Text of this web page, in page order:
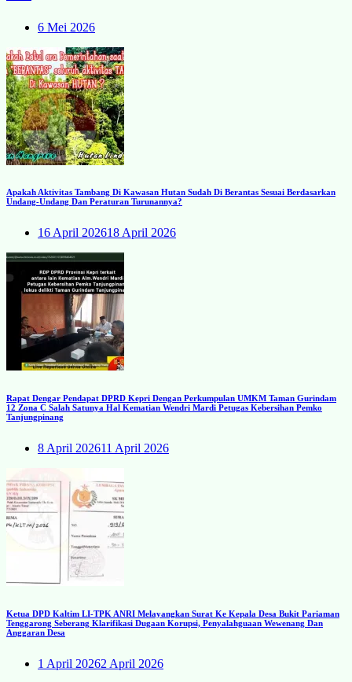
6 Mei 2026
Apakah Aktivitas Tambang Di Kawasan Hutan Sudah Di Berantas Sesuai Berdasarkan
Undang-Undang Dan Peraturan Turunannya?
16 April 202618 April 2026
Rapat Dengar Pendapat DPRD Kepri Dengan Perkumpulan UMKM Taman Gurindam
12 Zona C Salah Satunya Hal Kematian Wendri Mardi Petugas Kebersihan Pemko
Tanjungpinang
8 April 202611 April 2026
Ketua DPD Kaltim LI-TPK ANRI Melayangkan Surat Ke Kepala Desa Bukit Pariaman
Tenggarong Seberang Klarifikasi Dugaan Korupsi, Penyalahguaan Wewenang Dan
Anggaran Desa
1 April 20262 April 2026